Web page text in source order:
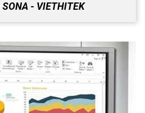
SONA - VIETHITEK